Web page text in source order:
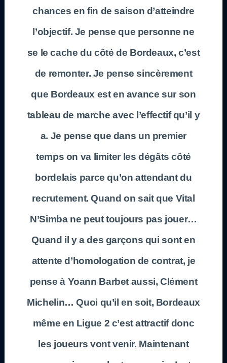
chances en fin de saison d’atteindre
l’objectif. Je pense que personne ne
se le cache du côté de Bordeaux, c’est
de remonter. Je pense sincèrement
que Bordeaux est en avance sur son
tableau de marche avec l’effectif qu’il y
a. Je pense que dans un premier
temps on va limiter les dégâts côté
bordelais parce qu’on attendant du
recrutement. Quand on sait que Vital
N’Simbane peut toujours pas jouer…
Quand il y a des garçons qui sont en
attente d’homologation de contrat, je
pense à Yoann Barbet aussi,Clément
Michelin… Quoi qu’il en soit, Bordeaux
même en Ligue 2 c’est attractif donc
les joueurs vont venir. Maintenant